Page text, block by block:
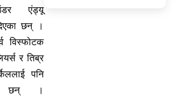
एंड्यू
छन् ।
विस्फोटक
र तिब्र
पनि
छन् ।